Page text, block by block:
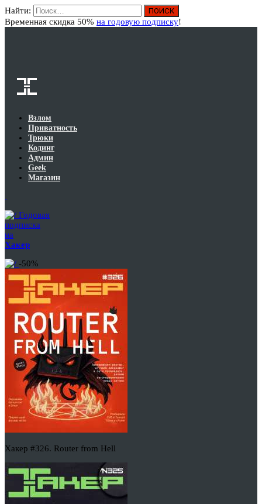
Найти:
Временная скидка 50% на годовую подписку!
Взлом
Приватность
Трюки
Кодинг
Админ
Geek
Магазин
Годовая
подписка
на
Хакер
-50%
Хакер #326. Router from Hell